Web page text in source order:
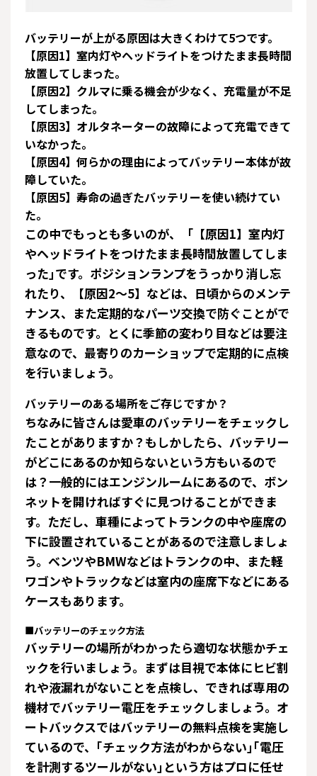
バッテリーが上がる原因は大きくわけて5つです。
【原因1】室内灯やヘッドライトをつけたまま長時間
放置してしまった。
【原因2】クルマに乗る機会が少なく、充電量が不足
してしまった。
【原因3】オルタネーターの故障によって充電できて
いなかった。
【原因4】何らかの理由によってバッテリー本体が故
障していた。
【原因5】寿命の過ぎたバッテリーを使い続けてい
た。
この中でもっとも多いのが、「【原因1】室内灯
やヘッドライトをつけたまま長時間放置してしま
った｣です。ポジションランプをうっかり消し忘
れたり、【原因2～5】などは、日頃からのメンテ
ナンス、また定期的なパーツ交換で防ぐことがで
きるものです。とくに季節の変わり目などは要注
意なので、最寄りのカーショップで定期的に点検
を行いましょう。
バッテリーのある場所をご存じですか？
ちなみに皆さんは愛車のバッテリーをチェックし
たことがありますか？もしかしたら、バッテリー
がどこにあるのか知らないという方もいるので
は？一般的にはエンジンルームにあるので、ボン
ネットを開ければすぐに見つけることができま
す。ただし、車種によってトランクの中や座席の
下に設置されていることがあるので注意しましょ
う。ベンツやBMWなどはトランクの中、また軽
ワゴンやトラックなどは室内の座席下などにある
ケースもあります。
■バッテリーのチェック方法
バッテリーの場所がわかったら適切な状態かチェ
ックを行いましょう。まずは目視で本体にヒビ割
れや液漏れがないことを点検し、できれば専用の
機材でバッテリー電圧をチェックしましょう。オ
ートバックスではバッテリーの無料点検を実施し
ているので、｢チェック方法がわからない｣｢電圧
を計測するツールがない｣という方はプロに任せ